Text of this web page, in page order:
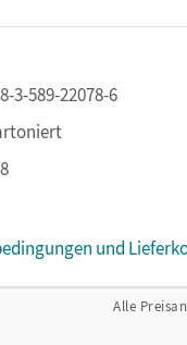
3-589-22078-6
und
Alle